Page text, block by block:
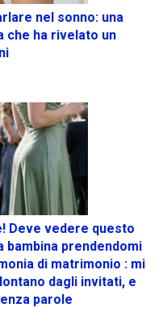
nel sonno: una
che ha rivelato un
Deve vedere questo
bambina prendendomi
di matrimonio : mi
dagli invitati, e
parole